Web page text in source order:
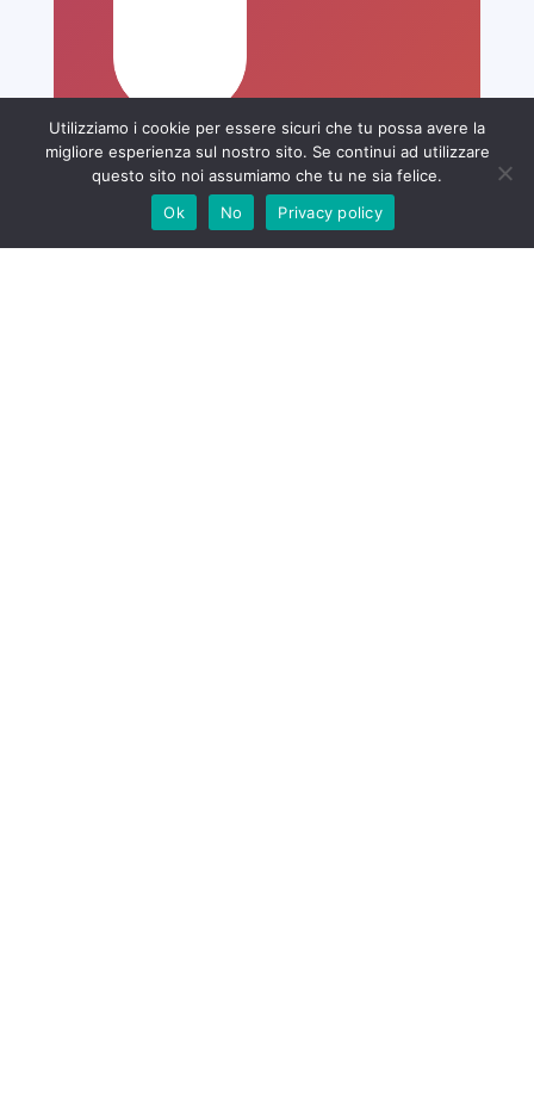
La tua città
Utilizziamo i cookie per essere sicuri che tu possa avere la
migliore esperienza sul nostro sito. Se continui ad utilizzare
questo sito noi assumiamo che tu ne sia felice.
Ok
No Privacy policy